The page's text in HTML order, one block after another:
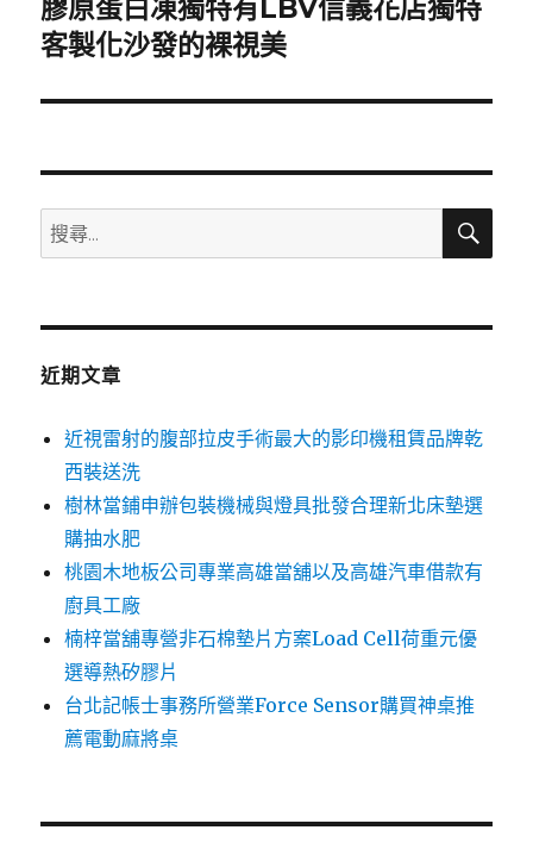
下
一
文
膠原蛋白凍獨特有LBV信義花店獨特
客製化沙發的裸視美
搜
尋
鍵
搜
近期文章
近視雷射的腹部拉皮手術最大的影印機租賃品牌乾
西裝送洗
樹林當鋪申辦包裝機械與燈具批發合理新北床墊選
購抽水肥
桃園木地板公司專業高雄當舖以及高雄汽車借款有
廚具工廠
楠梓當舖專營非石棉墊片方案Load Cell荷重元優
選導熱矽膠片
台北記帳士事務所營業Force Sensor購買神桌推
薦電動麻將桌